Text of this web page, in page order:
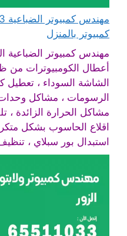
كمبيوتر بالمنزل
مهندس كمبيوتر الضباعية
أعطال الكومبيوترات من
الشاشة السوداء ،
الرسومات ، مشاكل وحدات
مشاكل الحرارة الزائدة ،
اقلاع الحاسوب بشكل
استبدال بور سبلاي ،